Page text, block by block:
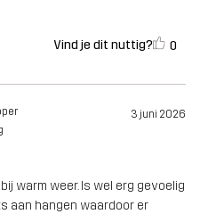
Vind je dit nuttig? 0
3 juni 2026
warm weer. Is wel erg gevoelig
aan hangen waardoor er